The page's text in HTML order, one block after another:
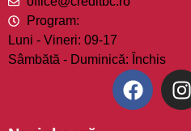
Program:
Luni - Vineri: 09-17
Sâmbătă - Duminică: Închis